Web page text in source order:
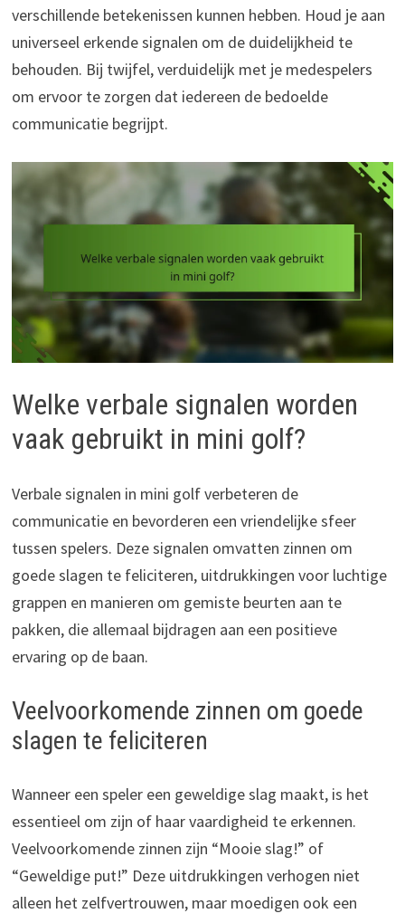
verschillende betekenissen kunnen hebben. Houd je aan
universeel erkende signalen om de duidelijkheid te
behouden. Bij twijfel, verduidelijk met je medespelers
om ervoor te zorgen dat iedereen de bedoelde
communicatie begrijpt.
Welke verbale signalen worden
vaak gebruikt in mini golf?
Verbale signalen in mini golf verbeteren de
communicatie en bevorderen een vriendelijke sfeer
tussen spelers. Deze signalen omvatten zinnen om
goede slagen te feliciteren, uitdrukkingen voor luchtige
grappen en manieren om gemiste beurten aan te
pakken, die allemaal bijdragen aan een positieve
ervaring op de baan.
Veelvoorkomende zinnen om goede
slagen te feliciteren
Wanneer een speler een geweldige slag maakt, is het
essentieel om zijn of haar vaardigheid te erkennen.
Veelvoorkomende zinnen zijn “Mooie slag!” of
“Geweldige put!” Deze uitdrukkingen verhogen niet
alleen het zelfvertrouwen, maar moedigen ook een